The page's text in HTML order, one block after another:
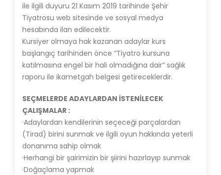
ile ilgili duyuru 21 Kasım 2019 tarihinde Şehir
Tiyatrosu web sitesinde ve sosyal medya
hesabında ilan edilecektir.
Kursiyer olmaya hak kazanan adaylar kurs
başlangıç tarihinden önce “Tiyatro kursuna
katılmasına engel bir hali olmadığına dair” sağlık
raporu ile ikametgah belgesi getireceklerdir.
SEÇMELERDE ADAYLARDAN İSTENİLECEK
ÇALIŞMALAR :
·Adaylardan kendilerinin seçeceği parçalardan
(Tirad) birini sunmak ve ilgili oyun hakkında yeterli
donanıma sahip olmak
·Herhangi bir şairimizin bir şiirini hazırlayıp sunmak
·Doğaçlama yapmak